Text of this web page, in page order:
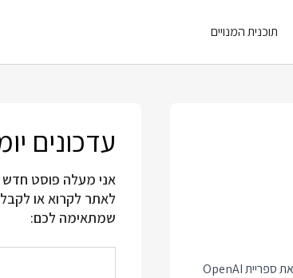
תוכנית המנויים
הפוסט היום מסיים את החלק הראשון של סידרת הפוסטים על פיתוח משולב AI. בסידרה עד עכשיו למדנו איך להתקין את ספריית OpenAI
עדכונים
אני מעלה פוסט חדש
לאתר לקרוא או
שמתאימה לכם: